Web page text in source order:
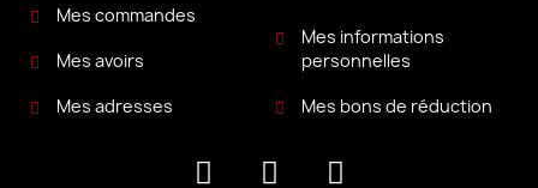
Mes commandes
Mes avoirs
Mes adresses
Mes informations
personnelles
Mes bons de réduction